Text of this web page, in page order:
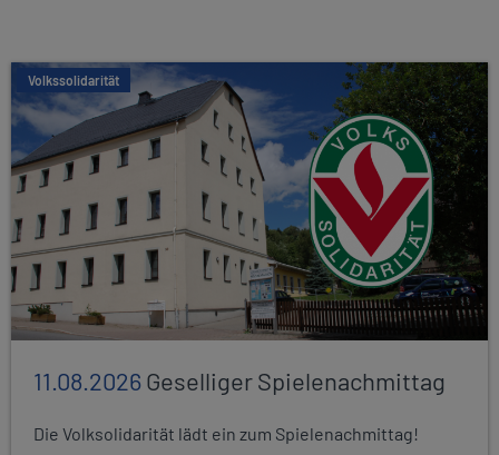
Volkssolidarität
11.08.2026Geselliger Spielenachmittag
Die Volksolidarität lädt ein zum Spielenachmittag!